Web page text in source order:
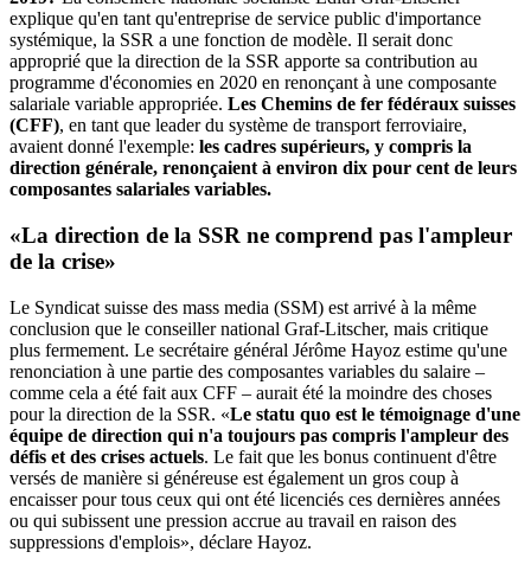
explique qu'en tant qu'entreprise de service public d'importance
systémique, la SSR a une fonction de modèle. Il serait donc
approprié que la direction de la SSR apporte sa contribution au
programme d'économies en 2020 en renonçant à une composante
salariale variable appropriée. Les Chemins de fer fédéraux suisses
(CFF), en tant que leader du système de transport ferroviaire,
avaient donné l'exemple: les cadres supérieurs, y compris la
direction générale, renonçaient à environ dix pour cent de leurs
composantes salariales variables.
«La direction de la SSR ne comprend pas l'ampleur
de la crise»
Le Syndicat suisse des mass media (SSM) est arrivé à la même
conclusion que le conseiller national Graf-Litscher, mais critique
plus fermement. Le secrétaire général Jérôme Hayoz estime qu'une
renonciation à une partie des composantes variables du salaire –
comme cela a été fait aux CFF – aurait été la moindre des choses
pour la direction de la SSR. «Le statu quo est le témoignage d'une
équipe de direction qui n'a toujours pas compris l'ampleur des
défis et des crises actuels. Le fait que les bonus continuent d'être
versés de manière si généreuse est également un gros coup à
encaisser pour tous ceux qui ont été licenciés ces dernières années
ou qui subissent une pression accrue au travail en raison des
suppressions d'emplois», déclare Hayoz.